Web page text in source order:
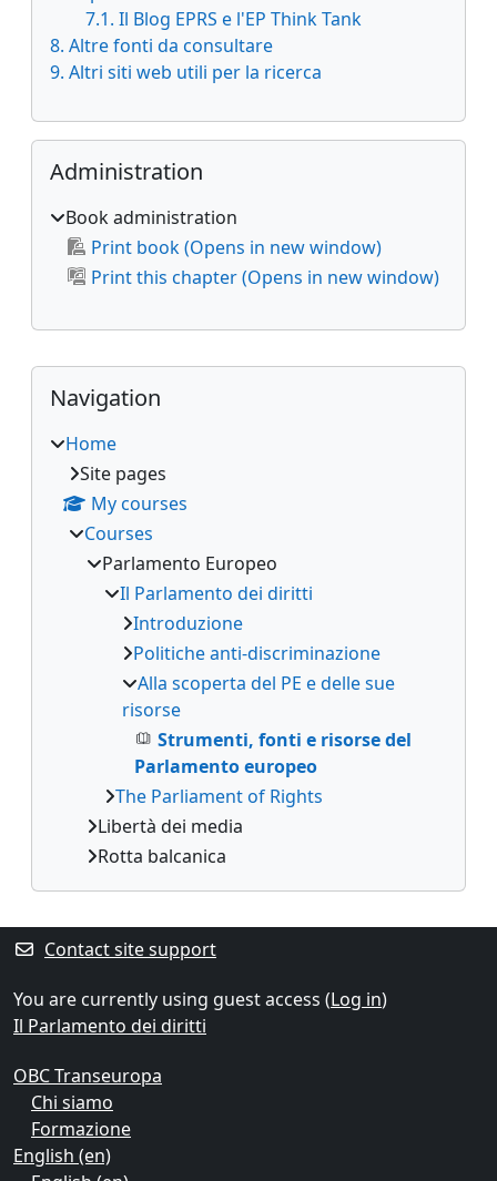
7.1. Il Blog EPRS e l'EP Think Tank
8. Altre fonti da consultare
9. Altri siti web utili per la ricerca
Skip Administration
Administration
Book administration
Print book (Opens in new window)
Print this chapter (Opens in new window)
Supplementary blocks
Skip Navigation
Navigation
Home
Site pages
My courses
Courses
Parlamento Europeo
Il Parlamento dei diritti
Introduzione
Politiche anti-discriminazione
Alla scoperta del PE e delle sue
risorse
Strumenti, fonti e risorse del
Parlamento europeo
The Parliament of Rights
Libertà dei media
Rotta balcanica
Contact site support
You are currently using guest access (Log in)
Il Parlamento dei diritti
OBC Transeuropa
Chi siamo
Formazione
English ‎(en)‎